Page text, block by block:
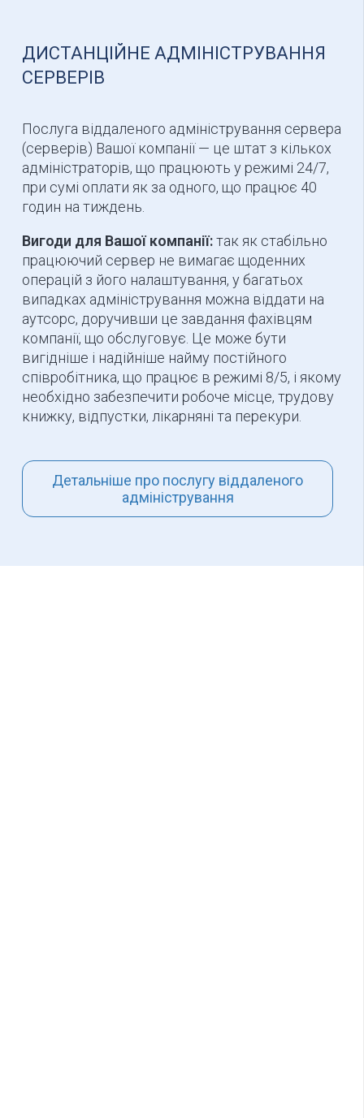
ДИСТАНЦІЙНЕ АДМІНІСТРУВАННЯ
СЕРВЕРІВ
Послуга віддаленого адміністрування сервера
(серверів) Вашої компанії — це штат з кількох
адміністраторів, що працюють у режимі 24/7,
при сумі оплати як за одного, що працює 40
годин на тиждень.
Вигоди для Вашої компанії:так як стабільно
працюючий сервер не вимагає щоденних
операцій з його налаштування, у багатьох
випадках адміністрування можна віддати на
аутсорс, доручивши це завдання фахівцям
компанії, що обслуговує. Це може бути
вигідніше і надійніше найму постійного
співробітника, що працює в режимі 8/5, і якому
необхідно забезпечити робоче місце, трудову
книжку, відпустки, лікарняні та перекури.
Детальніше про послугу віддаленого
адміністрування